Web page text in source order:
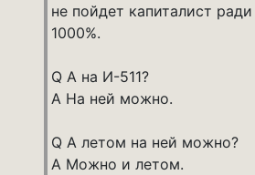
не пойдет капиталист
1000%.
Q А на И-511?
A На ней можно.
Q А летом на ней можно?
A Можно и летом.